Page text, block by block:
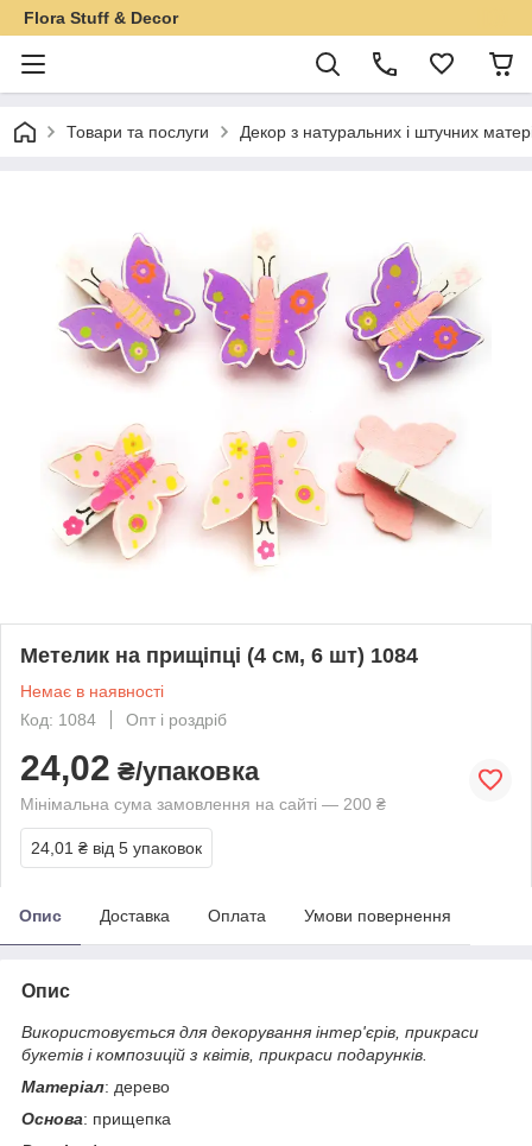
Flora Stuff & Decor
Товари та послуги Декор з натуральних і штучних
Метелик на прищіпці (4 см, 6 шт) 1084
Немає в наявності
Код: 1084
Опт і роздріб
24,02 ₴/упаковка
Мінімальна сума замовлення на сайті — 200 ₴
24,01 ₴ від 5 упаковок
Опис Доставка Оплата Умови повернення
Опис
Використовується для декорування інтер'єрів, прикраси
букетів і композицій з квітів, прикраси подарунків.
Матеріал: дерево
Основа: прищепка